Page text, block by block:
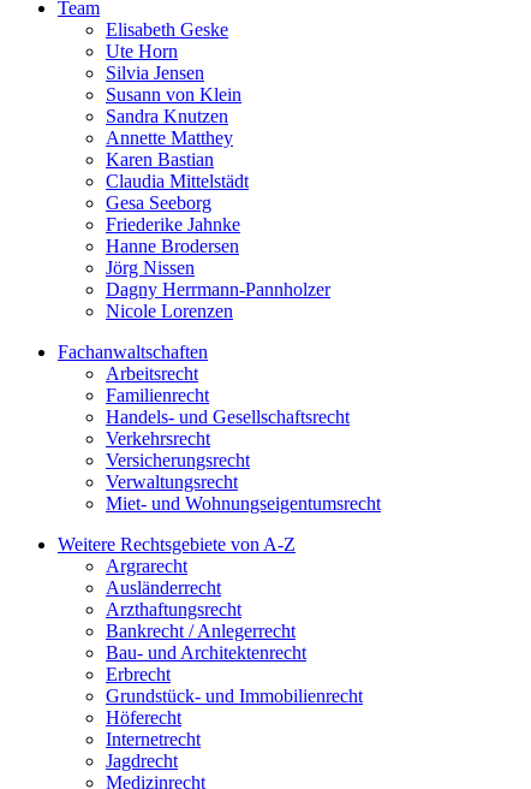
Team
Elisabeth Geske
Ute Horn
Silvia Jensen
Susann von Klein
Sandra Knutzen
Annette Matthey
Karen Bastian
Claudia Mittelstädt
Gesa Seeborg
Friederike Jahnke
Hanne Brodersen
Jörg Nissen
Dagny Herrmann-Pannholzer
Nicole Lorenzen
Fachanwaltschaften
Arbeitsrecht
Familienrecht
Handels- und Gesellschaftsrecht
Verkehrsrecht
Versicherungsrecht
Verwaltungsrecht
Miet- und Wohnungseigentumsrecht
Weitere Rechtsgebiete von A-Z
Argrarecht
Ausländerrecht
Arzthaftungsrecht
Bankrecht / Anlegerrecht
Bau- und Architektenrecht
Erbrecht
Grundstück- und Immobilienrecht
Höferecht
Internetrecht
Jagdrecht
Medizinrecht